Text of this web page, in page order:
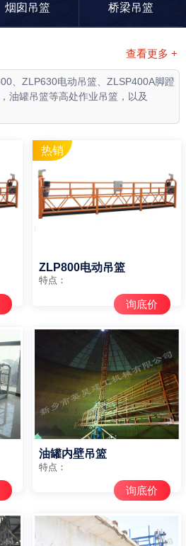
烟囱吊篮 桥梁吊篮
查看更多 +
、ZLP630电动吊篮、ZLSP400A脚蹬
油罐吊篮等高处作业吊篮，以及
ZLP800电动吊篮
特点：
询底价
油罐内壁吊篮
特点：
询底价